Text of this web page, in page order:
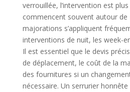
verrouillée, l’intervention est
commencent souvent autour de
majorations s’appliquent
interventions de nuit, les week-
Il est essentiel que le devis
de déplacement, le coût de la
des fournitures si un
nécessaire. Un serrurier honnête